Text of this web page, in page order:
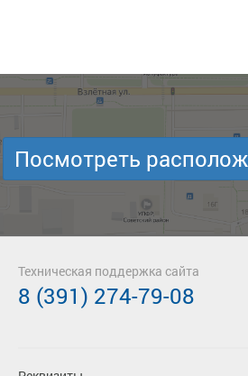
Посмотреть
Техническая поддержка сайта
8 (391) 274-79-08